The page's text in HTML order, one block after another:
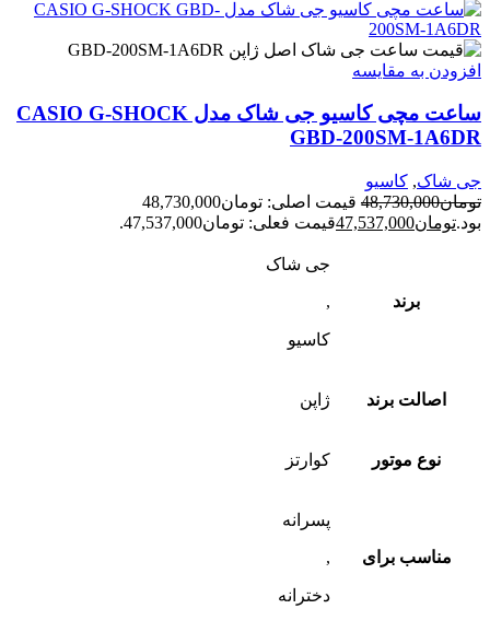
افزودن به مقایسه
ساعت مچی کاسیو جی شاک مدل CASIO G-SHOCK
GBD-200SM-1A6DR
جی شاک, کاسیو
تومان48,730,000
قیمت اصلی: تومان48,730,000
بود.تومان47,537,000قیمت فعلی: تومان47,537,000.
برند
جی شاک
,
کاسیو
اصالت برند ژاپن
نوع موتور کوارتز
مناسب برای
پسرانه
,
دخترانه